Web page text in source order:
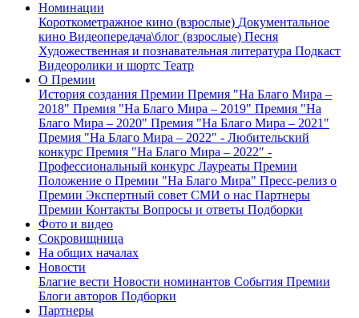
Номинации
Короткометражное кино (взрослые) Документальное
кино Видеопередача\блог (взрослые) Песня
Художественная и познавательная литература Подкаст
Видеоролики и шортс Театр
О Премии
История создания Премии Премия "На Благо Мира –
2018" Премия "На Благо Мира – 2019" Премия "На
Благо Мира – 2020" Премия "На Благо Мира – 2021"
Премия "На Благо Мира – 2022" - Любительский
конкурс Премия "На Благо Мира – 2022" -
Профессиональный конкурс Лауреаты Премии
Положение о Премии "На Благо Мира" Пресс-релиз о
Премии Экспертный совет СМИ о нас Партнеры
Премии Контакты Вопросы и ответы Подборки
Фото и видео
Сокровищница
На общих началах
Новости
Благие вести Новости номинантов События Премии
Блоги авторов Подборки
Партнеры